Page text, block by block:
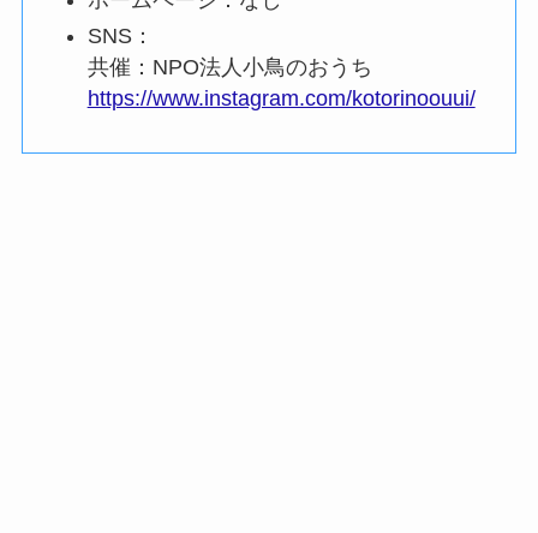
SNS：
共催：NPO法人小鳥のおうち
https://www.instagram.com/kotorinoouui/